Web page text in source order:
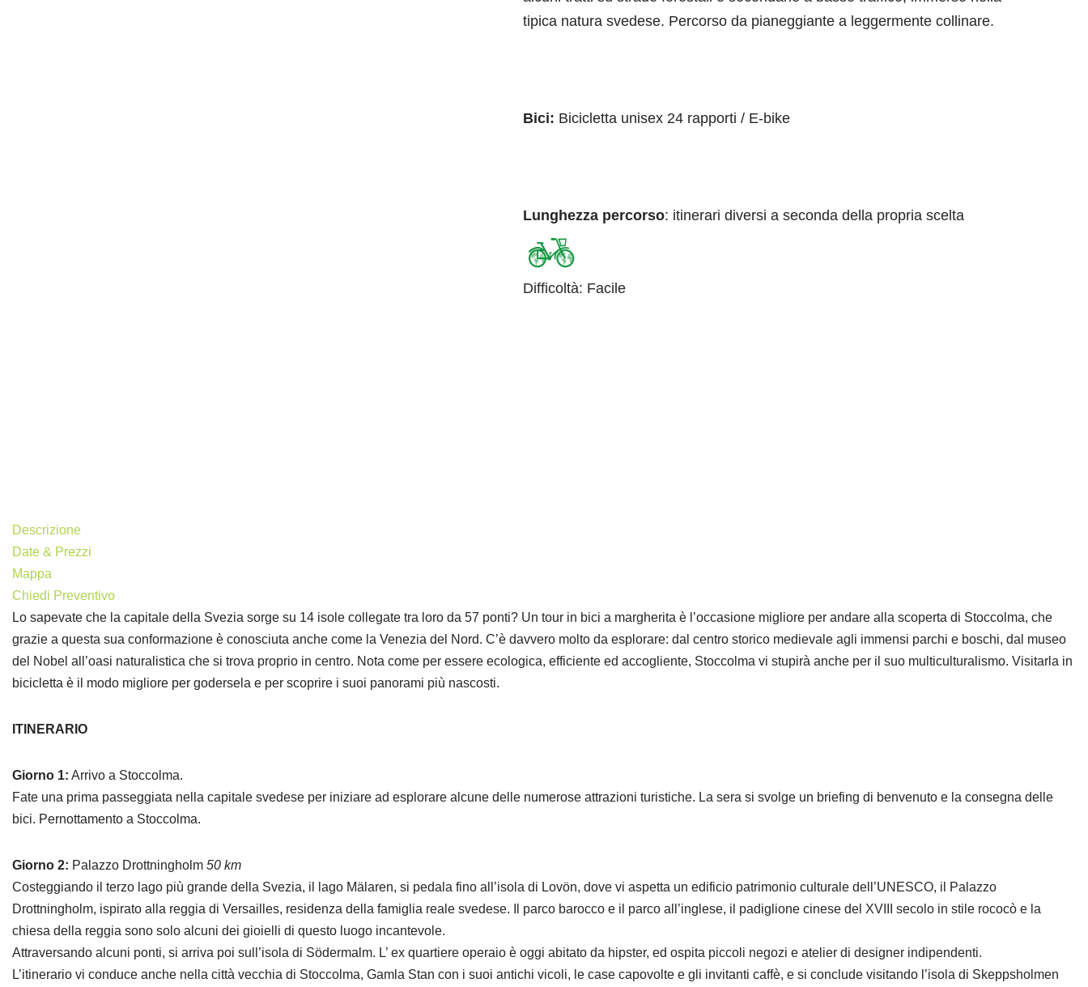
tipica natura svedese. Percorso da pianeggiante a leggermente collinare.
Bici: Bicicletta unisex 24 rapporti / E-bike
Lunghezza percorso: itinerari diversi a seconda della propria scelta
Difficoltà: Facile
Descrizione
Date & Prezzi
Mappa
Chiedi Preventivo
Lo sapevate che la capitale della Svezia sorge su 14 isole collegate tra loro da 57 ponti? Un tour in bici a margherita è l’occasione migliore per andare alla scoperta di Stoccolma, che
grazie a questa sua conformazione è conosciuta anche come la Venezia del Nord. C’è davvero molto da esplorare: dal centro storico medievale agli immensi parchi e boschi, dal museo
del Nobel all’oasi naturalistica che si trova proprio in centro. Nota come per essere ecologica, efficiente ed accogliente, Stoccolma vi stupirà anche per il suo multiculturalismo. Visitarla in
bicicletta è il modo migliore per godersela e per scoprire i suoi panorami più nascosti.
ITINERARIO
Giorno 1: Arrivo a Stoccolma.
Fate una prima passeggiata nella capitale svedese per iniziare ad esplorare alcune delle numerose attrazioni turistiche. La sera si svolge un briefing di benvenuto e la consegna delle
bici. Pernottamento a Stoccolma.
Giorno 2: Palazzo Drottningholm 50 km
Costeggiando il terzo lago più grande della Svezia, il lago Mälaren, si pedala fino all’isola di Lovön, dove vi aspetta un edificio patrimonio culturale dell’UNESCO, il Palazzo
Drottningholm, ispirato alla reggia di Versailles, residenza della famiglia reale svedese. Il parco barocco e il parco all’inglese, il padiglione cinese del XVIII secolo in stile rococò e la
chiesa della reggia sono solo alcuni dei gioielli di questo luogo incantevole.
Attraversando alcuni ponti, si arriva poi sull’isola di Södermalm. L’ ex quartiere operaio è oggi abitato da hipster, ed ospita piccoli negozi e atelier di designer indipendenti.
L’itinerario vi conduce anche nella città vecchia di Stoccolma, Gamla Stan con i suoi antichi vicoli, le case capovolte e gli invitanti caffè, e si conclude visitando l’isola di Skeppsholmen